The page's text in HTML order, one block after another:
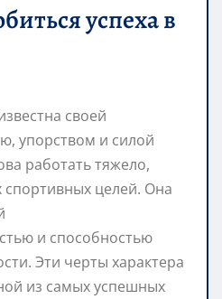
успеха в
своей
упорством и силой
работать тяжело,
спортивных целей. Она
и способностью
Эти черты характера
из самых успешных